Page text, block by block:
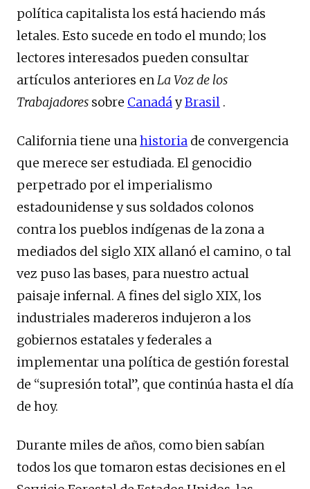
política capitalista los está haciendo más
letales. Esto sucede en todo el mundo; los
lectores interesados ​​pueden consultar
artículos anteriores enLa Voz de los
Trabajadores sobre CanadáyBrasil .
California tiene unahistoria de convergencia
que merece ser estudiada. El genocidio
perpetrado por el imperialismo
estadounidense y sus soldados colonos
contra los pueblos indígenas de la zona a
mediados del siglo XIX allanó el camino, o tal
vez puso las bases, para nuestro actual
paisaje infernal. A fines del siglo XIX, los
industriales madereros indujeron a los
gobiernos estatales y federales a
implementar una política de gestión forestal
de “supresión total”, que continúa hasta el día
de hoy.
Durante miles de años, como bien sabían
todos los que tomaron estas decisiones en el